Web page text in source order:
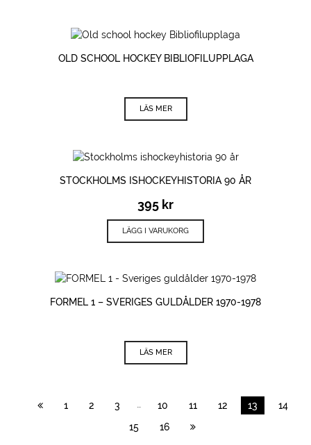
OLD SCHOOL HOCKEY BIBLIOFILUPPLAGA
LÄS MER
STOCKHOLMS ISHOCKEYHISTORIA 90 ÅR
395 kr
LÄGG I VARUKORG
FORMEL 1 – SVERIGES GULDÅLDER 1970-1978
LÄS MER
1 2 3 10 11 12 13
14
15
16